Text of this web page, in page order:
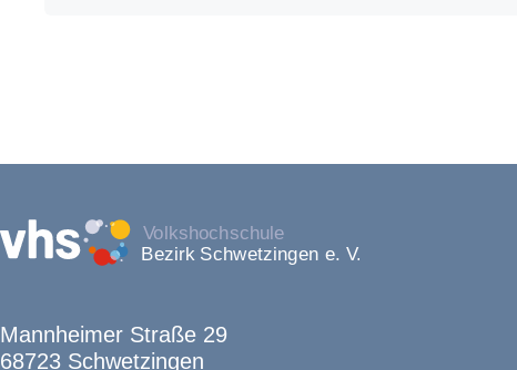
Mannheimer Straße 29
68723 Schwetzingen